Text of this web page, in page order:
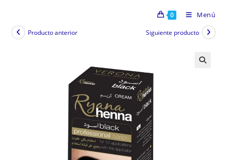
0 Menú
Producto anterior Siguiente producto